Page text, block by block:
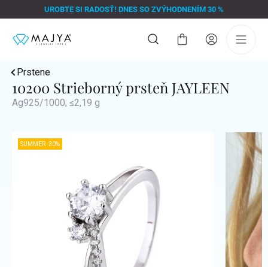
na
UROBTE SI RADOSŤ! DNES SO ZVÝHODNENÍM 30 %
Nákupný
Prstene
10200 Strieborný prsteň JAYLEEN
Ag925/1000; ≤2,19 g
SUMMER -30%